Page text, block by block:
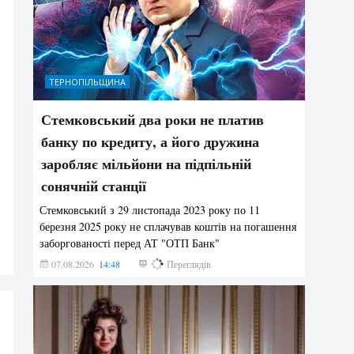
ТЕРНОПІЛЬЩИНА
Стемковський два роки не платив
банку по кредиту, а його дружина
заробляє мільйони на підпільній
сонячній станції
Стемковський з 29 листопада 2023 року по 11
березня 2025 року не сплачував коштів на погашення
заборгованості перед АТ "ОТП Банк"
07.08.2026 14:48 349 Переглядів